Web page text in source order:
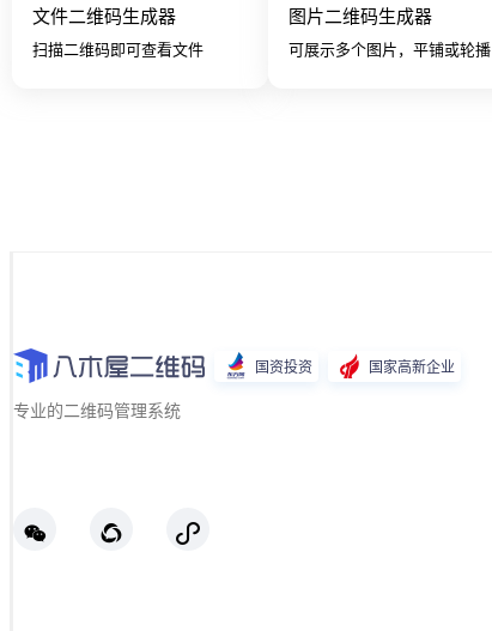
文件二维码生成器
扫描二维码即可查看文件
图片二维码生成器
可展示多个图片，平铺或轮播
国资投资 国家高新企业
专业的二维码管理系统